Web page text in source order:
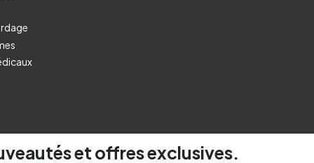
et offres exclusives.